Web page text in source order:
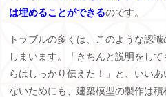
は埋めることができるのです。
トラブルの多くは、このような認
しまいます。「きちんと説明をし
らはしっかり伝えた！」と、いい
ないためにも、建築模型の製作は